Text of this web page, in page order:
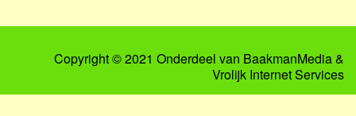
Copyright © 2021 Onderdeel van BaakmanMedia&
Vrolijk Internet Services